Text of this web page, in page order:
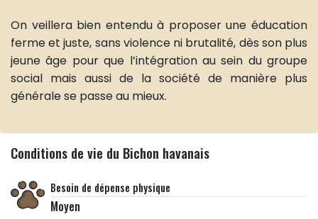
On veillera bien entendu à proposer une éducation
ferme et juste, sans violence ni brutalité, dès son plus
jeune âge pour que l’intégration au sein du groupe
social mais aussi de la société de manière plus
générale se passe au mieux.
Conditions de vie du Bichon havanais
Besoin de dépense physique
Moyen